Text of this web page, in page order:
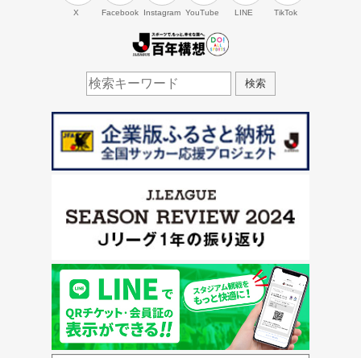
X Facebook Instagram YouTube LINE TikTok
検索